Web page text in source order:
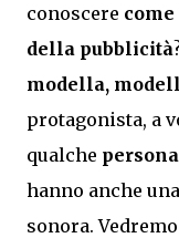
conoscere
della pubblicità
modella,
protagonista, a
qualche
hanno anche
sonora.